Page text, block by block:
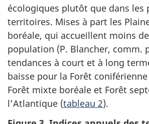
écologiques plutôt que dans les
territoires. Mises à part les
boréale, qui accueillent moins
population (P. Blancher, comm.
tendances à court et à long
baisse pour la Forêt
Forêt mixte boréale et Forêt
l’Atlantique (tableau 2).